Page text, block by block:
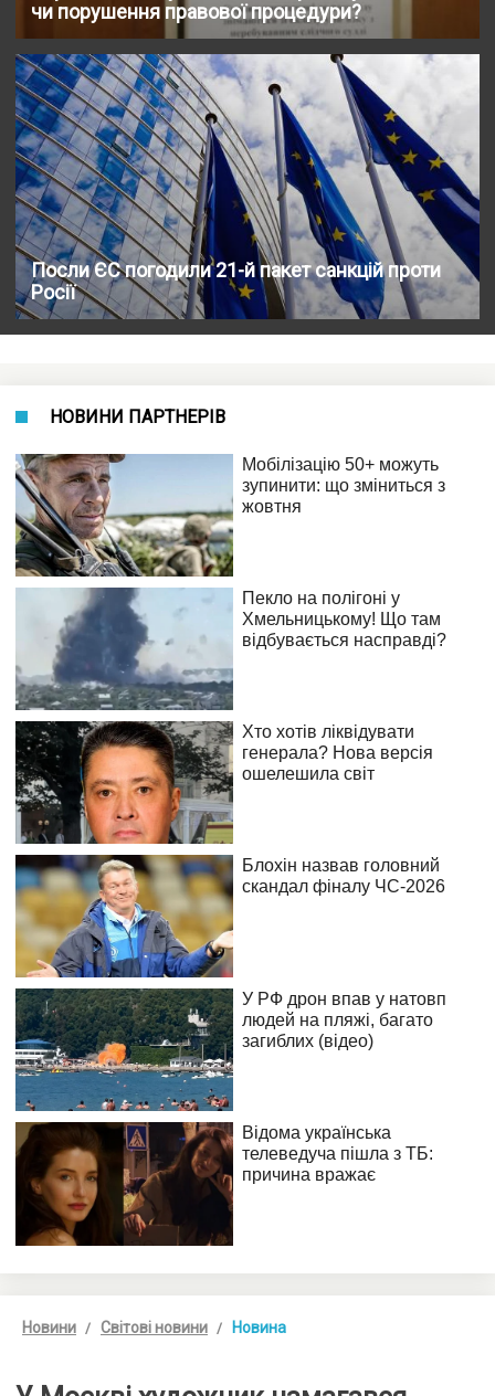
чи порушення правової процедури?
Посли ЄС погодили 21-й пакет санкцій проти
Росії
НОВИНИ ПАРТНЕРІВ
Новини Світові новини Новина